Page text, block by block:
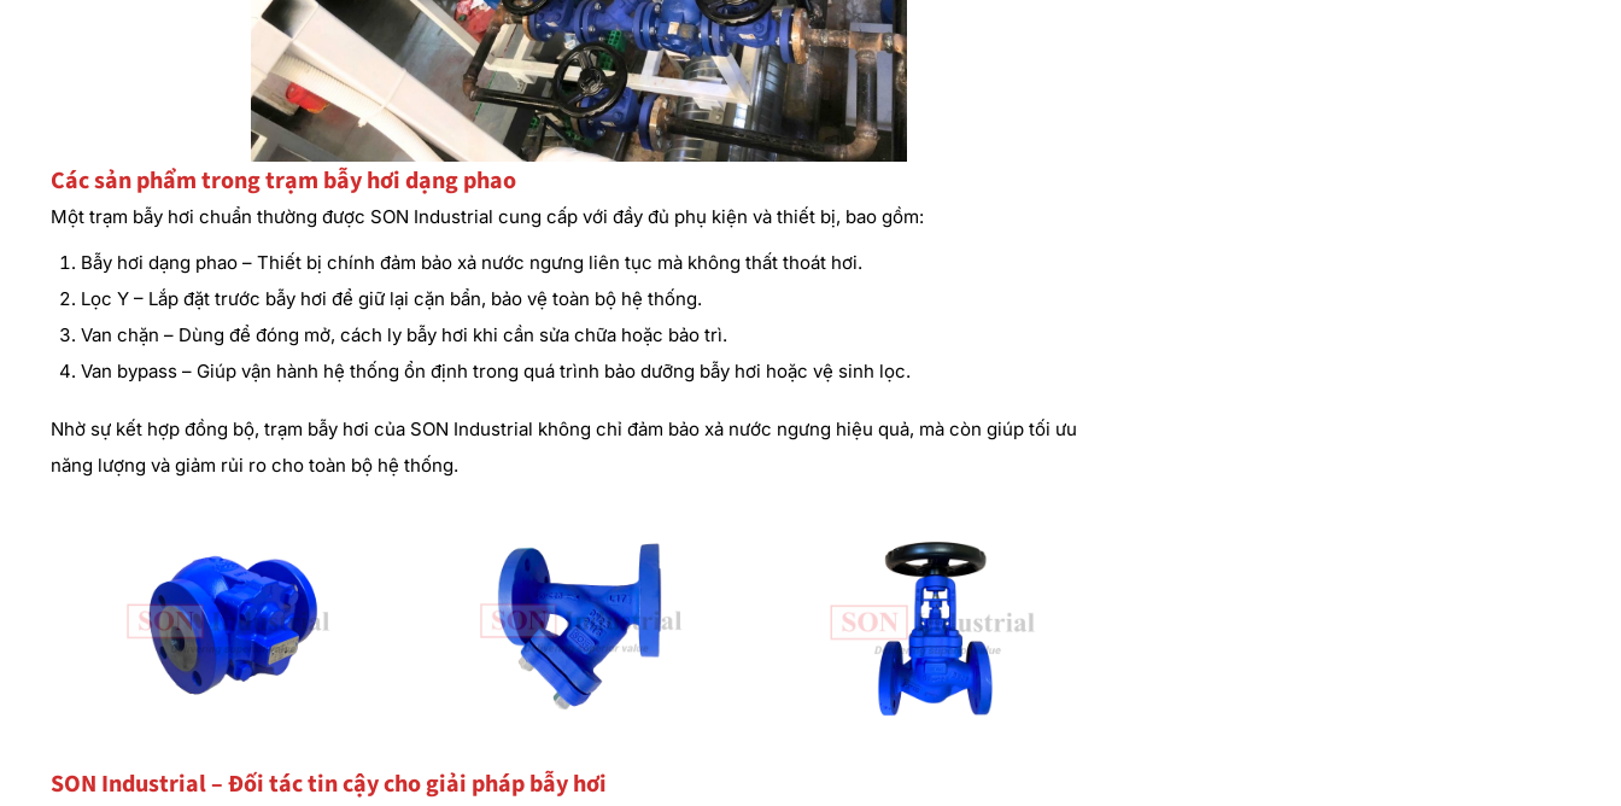
Các sản phẩm trong trạm bẫy hơi dạng phao
Một trạm bẫy hơi chuẩn thường được SON Industrial cung cấp với đầy đủ phụ kiện và thiết bị, bao gồm:
Bẫy hơi dạng phao – Thiết bị chính đảm bảo xả nước ngưng liên tục mà không thất thoát hơi.
Lọc Y – Lắp đặt trước bẫy hơi để giữ lại cặn bẩn, bảo vệ toàn bộ hệ thống.
Van chặn – Dùng để đóng mở, cách ly bẫy hơi khi cần sửa chữa hoặc bảo trì.
Van bypass – Giúp vận hành hệ thống ổn định trong quá trình bảo dưỡng bẫy hơi hoặc vệ sinh lọc.
Nhờ sự kết hợp đồng bộ, trạm bẫy hơi của SON Industrial không chỉ đảm bảo xả nước ngưng hiệu quả, mà còn giúp tối ưu
năng lượng và giảm rủi ro cho toàn bộ hệ thống.
SON Industrial – Đối tác tin cậy cho giải pháp bẫy hơi